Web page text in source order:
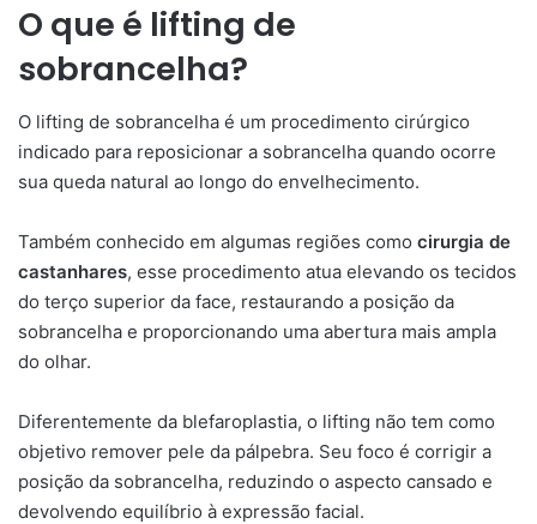
O que é lifting de
sobrancelha?
O lifting de sobrancelha é um procedimento cirúrgico
indicado para reposicionar a sobrancelha quando ocorre
sua queda natural ao longo do envelhecimento.
Também conhecido em algumas regiões como cirurgia de
castanhares, esse procedimento atua elevando os tecidos
do terço superior da face, restaurando a posição da
sobrancelha e proporcionando uma abertura mais ampla
do olhar.
Diferentemente da blefaroplastia, o lifting não tem como
objetivo remover pele da pálpebra. Seu foco é corrigir a
posição da sobrancelha, reduzindo o aspecto cansado e
devolvendo equilíbrio à expressão facial.